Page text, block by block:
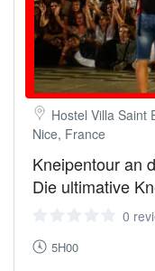
Hostel Villa Saint
Nice, France
Kneipentour an
Die ultimative
0
5H00